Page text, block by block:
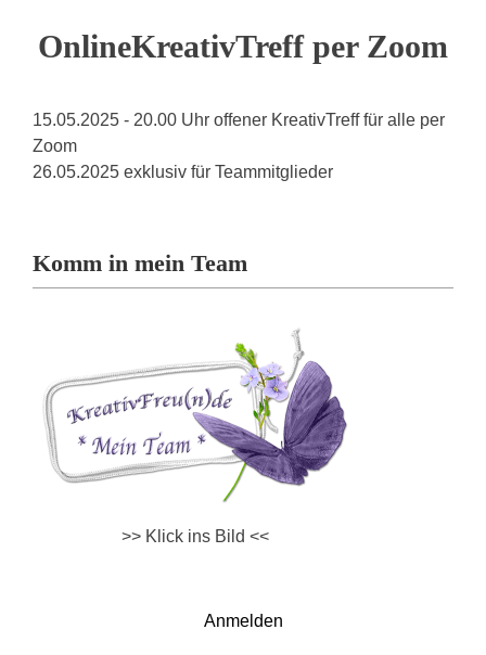
OnlineKreativTreff per Zoom
15.05.2025 - 20.00 Uhr offener KreativTreff für alle per
Zoom
26.05.2025 exklusiv für Teammitglieder
Komm in mein Team
>> Klick ins Bild <<
Anmelden